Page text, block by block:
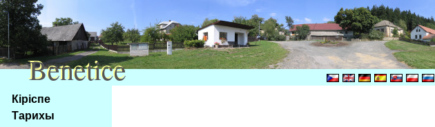
Na
obsah
stránky
Кіріспе
Тарихы
Benetice
Benetice